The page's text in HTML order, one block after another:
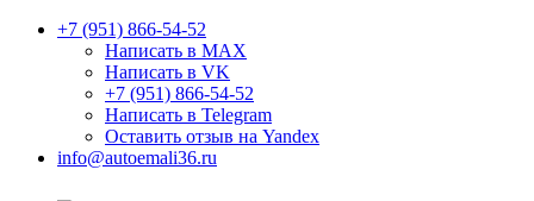
+7 (951) 866-54-52
Написать в MAX
Написать в VK
+7 (951) 866-54-52
Написать в Telegram
Оставить отзыв на Yandex
info@autoemali36.ru